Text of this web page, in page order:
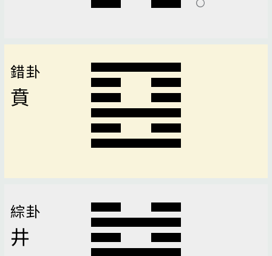
錯卦
賁
綜卦
井